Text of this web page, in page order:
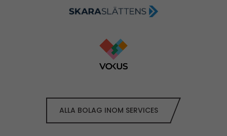
ALLA BOLAG INOM SERVICES